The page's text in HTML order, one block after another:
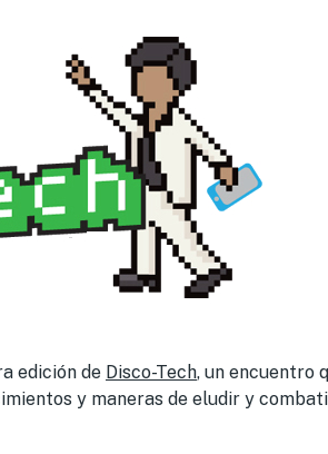
edición de Disco-Tech, un encuentro
y maneras de eludir y